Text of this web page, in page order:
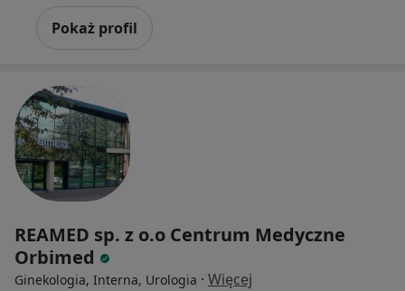
Pokaż profil
REAMED sp. z o.o Centrum Medyczne
Orbimed
Ginekologia, Interna, Urologia · Więcej